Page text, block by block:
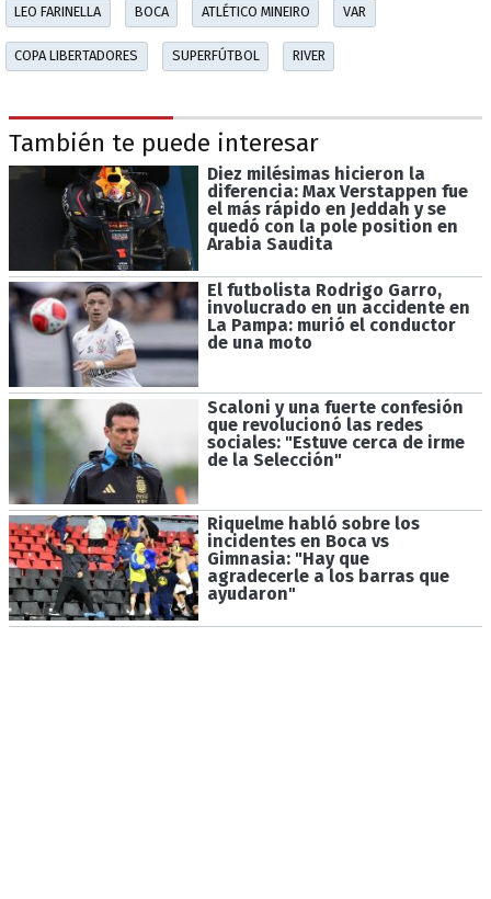
LEO FARINELLA BOCA ATLÉTICO MINEIRO VAR
COPA LIBERTADORES SUPERFÚTBOL RIVER
También te puede interesar
Diez milésimas hicieron la
diferencia: Max Verstappen fue
el más rápido en Jeddah y se
quedó con la pole position en
Arabia Saudita
El futbolista Rodrigo Garro,
involucrado en un accidente en
La Pampa: murió el conductor
de una moto
Scaloni y una fuerte confesión
que revolucionó las redes
sociales: "Estuve cerca de irme
de la Selección"
Riquelme habló sobre los
incidentes en Boca vs
Gimnasia: "Hay que
agradecerle a los barras que
ayudaron"